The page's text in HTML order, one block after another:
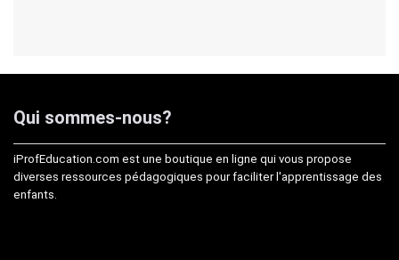
Qui sommes-nous?
iProfEducation.com est une boutique en ligne qui vous propose
diverses ressources pédagogiques pour faciliter l'apprentissage des
enfants.